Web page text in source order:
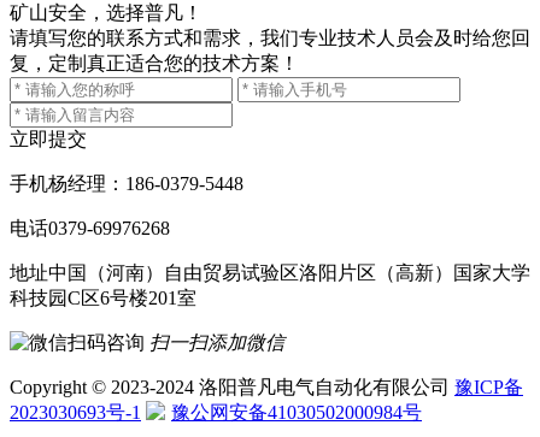
矿山安全，选择普凡！
请填写您的联系方式和需求，我们专业技术人员会及时给您回
复，定制真正适合您的技术方案！
立即提交
手机杨经理：186-0379-5448
电话0379-69976268
地址中国（河南）自由贸易试验区洛阳片区（高新）国家大学
科技园C区6号楼201室
扫一扫添加微信
Copyright © 2023-2024 洛阳普凡电气自动化有限公司 豫ICP备
2023030693号-1
豫公网安备41030502000984号